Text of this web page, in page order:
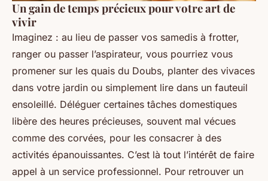
Un gain de temps précieux pour votre art de
vivir
Imaginez : au lieu de passer vos samedis à frotter,
ranger ou passer l’aspirateur, vous pourriez vous
promener sur les quais du Doubs, planter des vivaces
dans votre jardin ou simplement lire dans un fauteuil
ensoleillé. Déléguer certaines tâches domestiques
libère des heures précieuses, souvent mal vécues
comme des corvées, pour les consacrer à des
activités épanouissantes. C’est là tout l’intérêt de faire
appel à un service professionnel. Pour retrouver un